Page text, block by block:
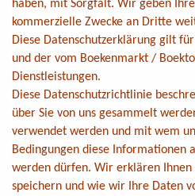
haben, mit Sorgfalt. Wir geben
kommerzielle Zwecke an Dritte
Diese Datenschutzerklärung gilt
und der vom Boekenmarkt /
Dienstleistungen.
Diese Datenschutzrichtlinie
über Sie von uns gesammelt
verwendet werden und mit wem
Bedingungen diese Informationen
werden dürfen. Wir erklären
speichern und wie wir Ihre Daten